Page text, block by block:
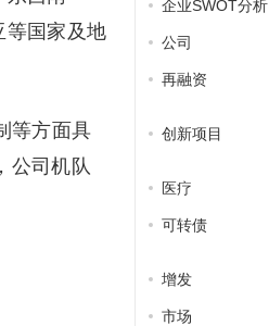
等国家及地
等方面具
公司机队
企业SWOT分析
公司
再融资
创新项目
医疗
可转债
增发
市场